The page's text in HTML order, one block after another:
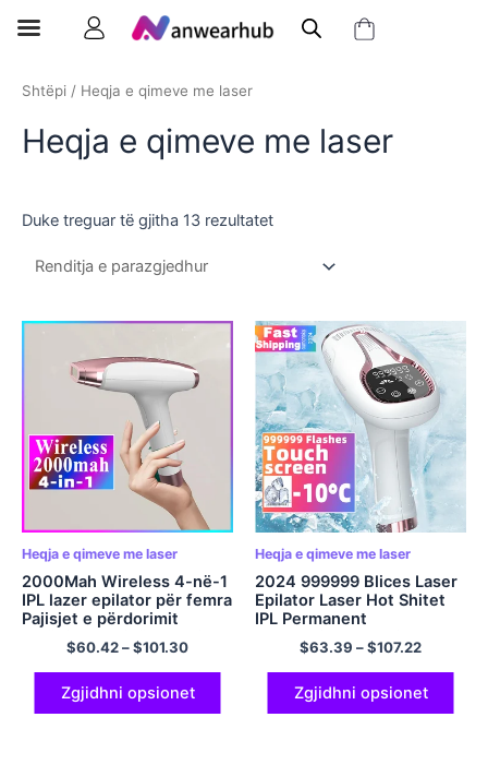
Shtëpi / Heqja e qimeve me laser
Heqja e qimeve me laser
Duke treguar të gjitha 13 rezultatet
Heqja e qimeve me laser
2000Mah Wireless 4-në-1
IPL lazer epilator për femra
Pajisjet e përdorimit
shtëpiak Makinë elektrike
për heqjen e qimeve pa
dhimbje Bikini
Dropshipping
$60.42–$101.30
Zgjidhni opsionet
Heqja e qimeve me laser
2024 999999 Blices Laser
Epilator Laser Hot Shitet
IPL Permanent
Photoepilator Heqja e
qimeve Makine Epilator
Elektrike Pa dhimbje
$63.39 –$107.22
Zgjidhni opsionet